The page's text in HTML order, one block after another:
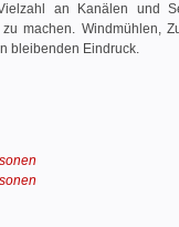
an Kanälen und
machen. Windmühlen,
bleibenden Eindruck.